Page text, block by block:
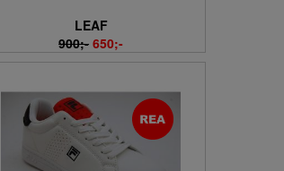
LEAF
900;- 650;-